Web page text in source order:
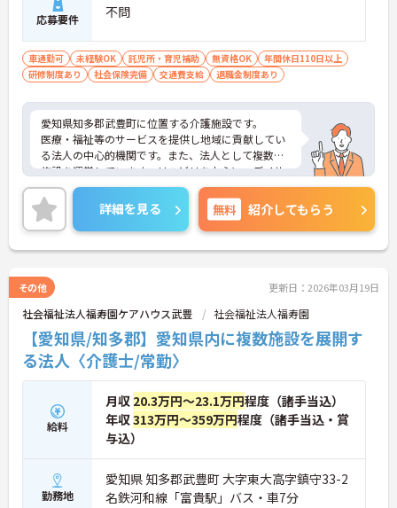
応募要件 不問
車通勤可 未経験OK 託児所・育児補助 無資格OK
年間休日110日以上
研修制度あり
社会保険完備 交通費支給 退職金制度あり
愛知県知多郡武豊町に位置する介護施設です。
医療・福祉等のサービスを提供し地域に貢献してい
る法人の中心的機関です。また、法人として複数の
施設を運営しています。リハビリを中心に、デイサ
ービスや訪問サービス等の事業所を持ち、利用者が
住み慣れた地域で暮らせるようサポートしていま
す。
施設内に託児所を設け、子育て中の方も活躍できる
環境づくりをしています。
詳細をお話しいたしますのでお気軽にご相談くださ
い。
詳細を見る 無料 紹介してもらう
その他 更新日：2026年03月19日
社会福祉法人福寿園ケアハウス武豊 社会福祉法人福寿園
【愛知県/知多郡】愛知県内に複数施設を展開す
る法人〈介護士/常勤〉
給料
月収 20.3万円～23.1万円程度（諸手当込）
年収313万円～359万円程度（諸手当込・賞
与込）
勤務地
愛知県 知多郡武豊町 大字東大高字鎮守33-2
名鉄河和線「富貴駅」バス・車7分